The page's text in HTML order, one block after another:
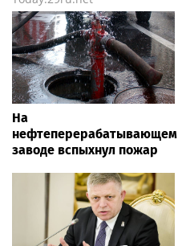
На
нефтеперерабатывающем
заводе вспыхнул пожар